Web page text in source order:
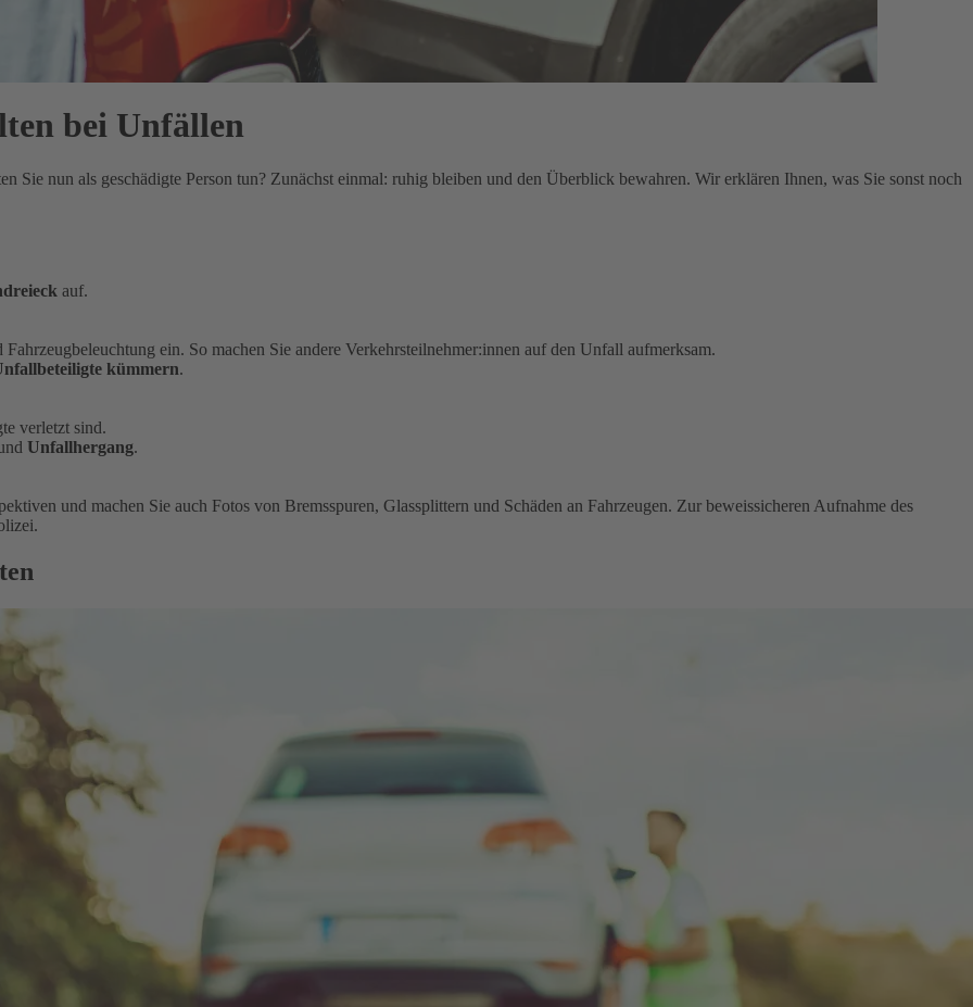
bei Unfällen
Sie nun als geschädigte Person tun? Zunächst einmal: ruhig bleiben und den Überblick bewahren. Wir erklären Ihnen, was Sie sonst noch
auf.
ein. So machen Sie andere Verkehrsteilnehmer:innen auf den Unfall aufmerksam.
kümmern.
verletzt sind.
Unfallhergang.
und machen Sie auch Fotos von Bremsspuren, Glassplittern und Schäden an Fahrzeugen. Zur beweissicheren Aufnahme des